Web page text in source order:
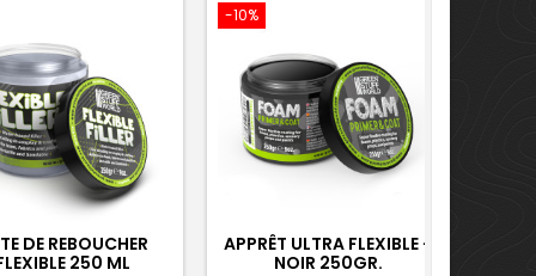
DE REBOUCHER
250 ML
-10%
APPRÊT ULTRA FLEXIBLE -
NOIR 250GR.